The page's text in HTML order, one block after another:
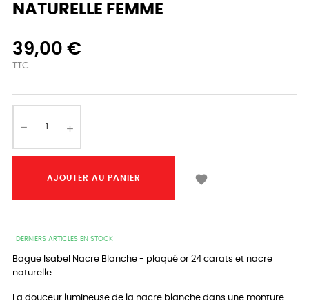
NATURELLE FEMME
39,00 €
TTC
AJOUTER AU PANIER 
DERNIERS ARTICLES EN STOCK
Bague Isabel Nacre Blanche - plaqué or 24 carats et nacre
naturelle.
La douceur lumineuse de la nacre blanche dans une monture